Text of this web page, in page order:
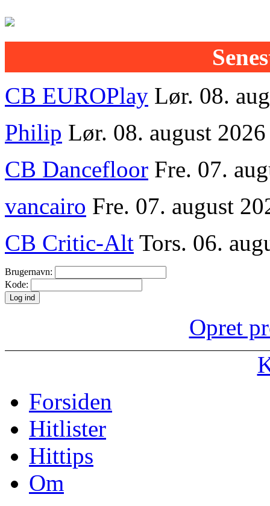
CB EUROPlay Lør. 08.
Philip Lør. 08. august
CB Dancefloor Fre. 07.
vancairo Fre. 07. august
CB Critic-Alt Tors. 06.
Brugernavn:
Kode:
Opret
Forsiden
Hitlister
Hittips
Om